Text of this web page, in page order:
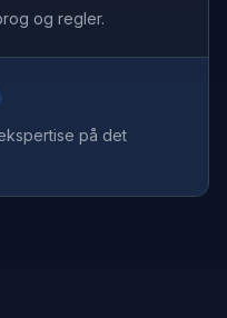
og regler.
på det